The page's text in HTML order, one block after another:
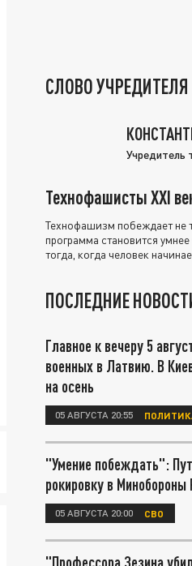
СЛОВО УЧРЕДИТЕЛЯ
Учредитель
Технофашисты XXI
Технофашизм побеждает не
программа становится
тогда, когда человек
ПОСЛЕДНИЕ
Главное к вечеру 5
военных в Латвию. В
на осень
05 АВГУСТА 20:55
"Умение побеждать":
рокировку в Минобороны
05 АВГУСТА 20:00 СВО